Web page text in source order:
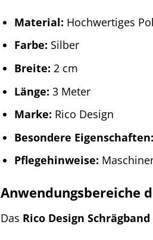
Material: Hochwertiges
Farbe: Silber
Breite: 2 cm
Länge: 3 Meter
Marke: Rico Design
Besondere Eigenschaften:
Pflegehinweise:
Anwendungsbereiche
Das Rico Design